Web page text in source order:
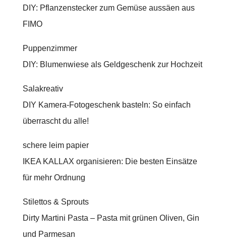
DIY: Pflanzenstecker zum Gemüse aussäen aus
FIMO
Puppenzimmer
DIY: Blumenwiese als Geldgeschenk zur Hochzeit
Salakreativ
DIY Kamera-Fotogeschenk basteln: So einfach
überrascht du alle!
schere leim papier
IKEA KALLAX organisieren: Die besten Einsätze
für mehr Ordnung
Stilettos & Sprouts
Dirty Martini Pasta – Pasta mit grünen Oliven, Gin
und Parmesan